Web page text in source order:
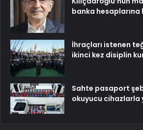
banka hesaplarına
İhraçları istenen
ikinci kez disiplin
Sahte pasaport
okuyucu cihazlarla